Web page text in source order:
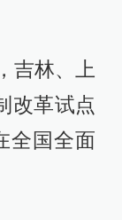
吉林、上
改革试点
全国全面